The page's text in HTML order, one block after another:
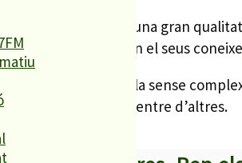
asseguren que hi ha una gran
per» aprofundir en el seus
i assegura que parla sense
a Lleida Xema Solé, entre d’altres.